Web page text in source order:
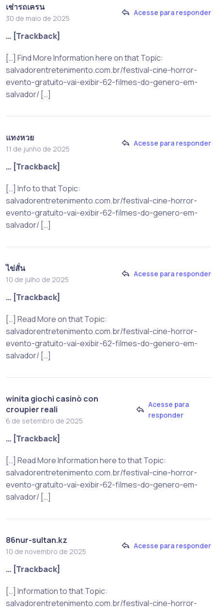
เช่ารถเครน
30 de maio de 2025
Acesse para responder
… [Trackback]
[…] Find More Information here on that Topic:
salvadorentretenimento.com.br/festival-cine-horror-
evento-gratuito-vai-exibir-62-filmes-do-genero-em-
salvador/ […]
แทงหวย
11 de junho de 2025
Acesse para responder
… [Trackback]
[…] Info to that Topic:
salvadorentretenimento.com.br/festival-cine-horror-
evento-gratuito-vai-exibir-62-filmes-do-genero-em-
salvador/ […]
ไข่สั่น
10 de julho de 2025
Acesse para responder
… [Trackback]
[…] Read More on that Topic:
salvadorentretenimento.com.br/festival-cine-horror-
evento-gratuito-vai-exibir-62-filmes-do-genero-em-
salvador/ […]
winita giochi casinò con
croupier reali
6 de setembro de 2025
Acesse para
responder
… [Trackback]
[…] Read More Information here to that Topic:
salvadorentretenimento.com.br/festival-cine-horror-
evento-gratuito-vai-exibir-62-filmes-do-genero-em-
salvador/ […]
86nur-sultan.kz
10 de novembro de 2025
Acesse para responder
… [Trackback]
[…] Information to that Topic:
salvadorentretenimento.com.br/festival-cine-horror-